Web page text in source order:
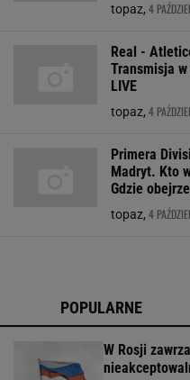
topaz, 4
Real -
Transmisja
LIVE
topaz, 4
Primera
Madryt. Kto
Gdzie
topaz, 4
POPULARNE
W Rosji